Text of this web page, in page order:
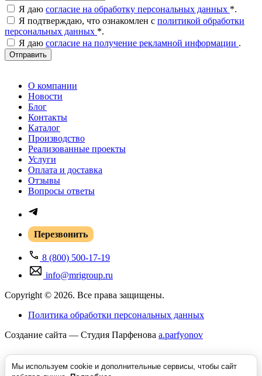
Я даю согласие на обработку персональных данных *.
Я подтверждаю, что ознакомлен с политикой обработки
персональных данных *.
Я даю согласие на получение рекламной информации .
Отправить
О компании
Новости
Блог
Контакты
Каталог
Производство
Реализованные проекты
Услуги
Оплата и доставка
Отзывы
Вопросы ответы
Перезвонить
8 (800) 500-17-19
info@mrigroup.ru
Copyright © 2026. Все права защищены.
Политика обработки персональных данных
Создание сайта — Студия Парфенова a.parfyonov
Мы используем cookie и дополнительные сервисы, чтобы сайт